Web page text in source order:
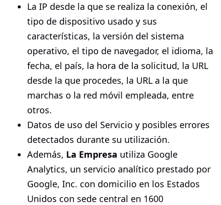
La IP desde la que se realiza la conexión, el
tipo de dispositivo usado y sus
características, la versión del sistema
operativo, el tipo de navegador, el idioma, la
fecha, el país, la hora de la solicitud, la URL
desde la que procedes, la URL a la que
marchas o la red móvil empleada, entre
otros.
Datos de uso del Servicio y posibles errores
detectados durante su utilización.
Además, La Empresa utiliza Google
Analytics, un servicio analítico prestado por
Google, Inc. con domicilio en los Estados
Unidos con sede central en 1600